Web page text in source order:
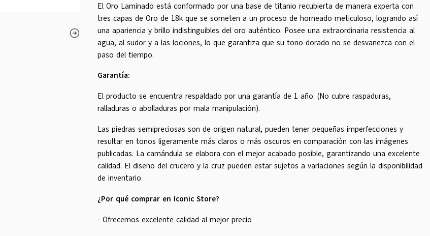
El Oro Laminado está conformado por una base de titanio recubierta de manera experta con
tres capas de Oro de 18k que se someten a un proceso de horneado meticuloso, logrando así
una apariencia y brillo indistinguibles del oro auténtico. Posee una extraordinaria resistencia al
agua, al sudor y a las lociones, lo que garantiza que su tono dorado no se desvanezca con el
paso del tiempo.
Garantía:
El producto se encuentra respaldado por una garantía de 1 año. (No cubre raspaduras,
ralladuras o abolladuras por mala manipulación).
Las piedras semipreciosas son de origen natural, pueden tener pequeñas imperfecciones y
resultar en tonos ligeramente más claros o más oscuros en comparación con las imágenes
publicadas. La camándula se elabora con el mejor acabado posible, garantizando una excelente
calidad. El diseño del crucero y la cruz pueden estar sujetos a variaciones según la disponibilidad
de inventario.
¿Por qué comprar en Iconic Store?
- Ofrecemos excelente calidad al mejor precio